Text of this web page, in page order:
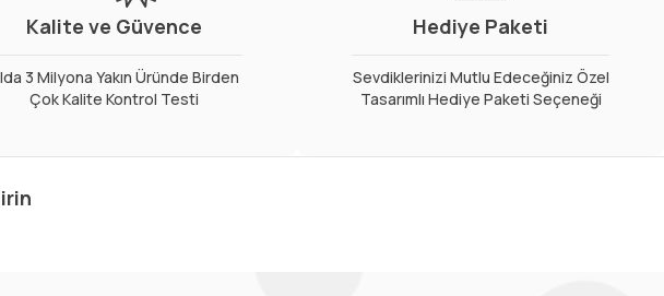
Kalite ve Güvence
3 Milyona Yakın Üründe Birden
Çok Kalite Kontrol Testi
Hediye Paketi
Sevdiklerinizi Mutlu Edeceğiniz Özel
Tasarımlı Hediye Paketi Seçeneği